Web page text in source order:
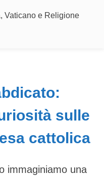
Vaticano e Religione
sulle
cattolica
immaginiamo una